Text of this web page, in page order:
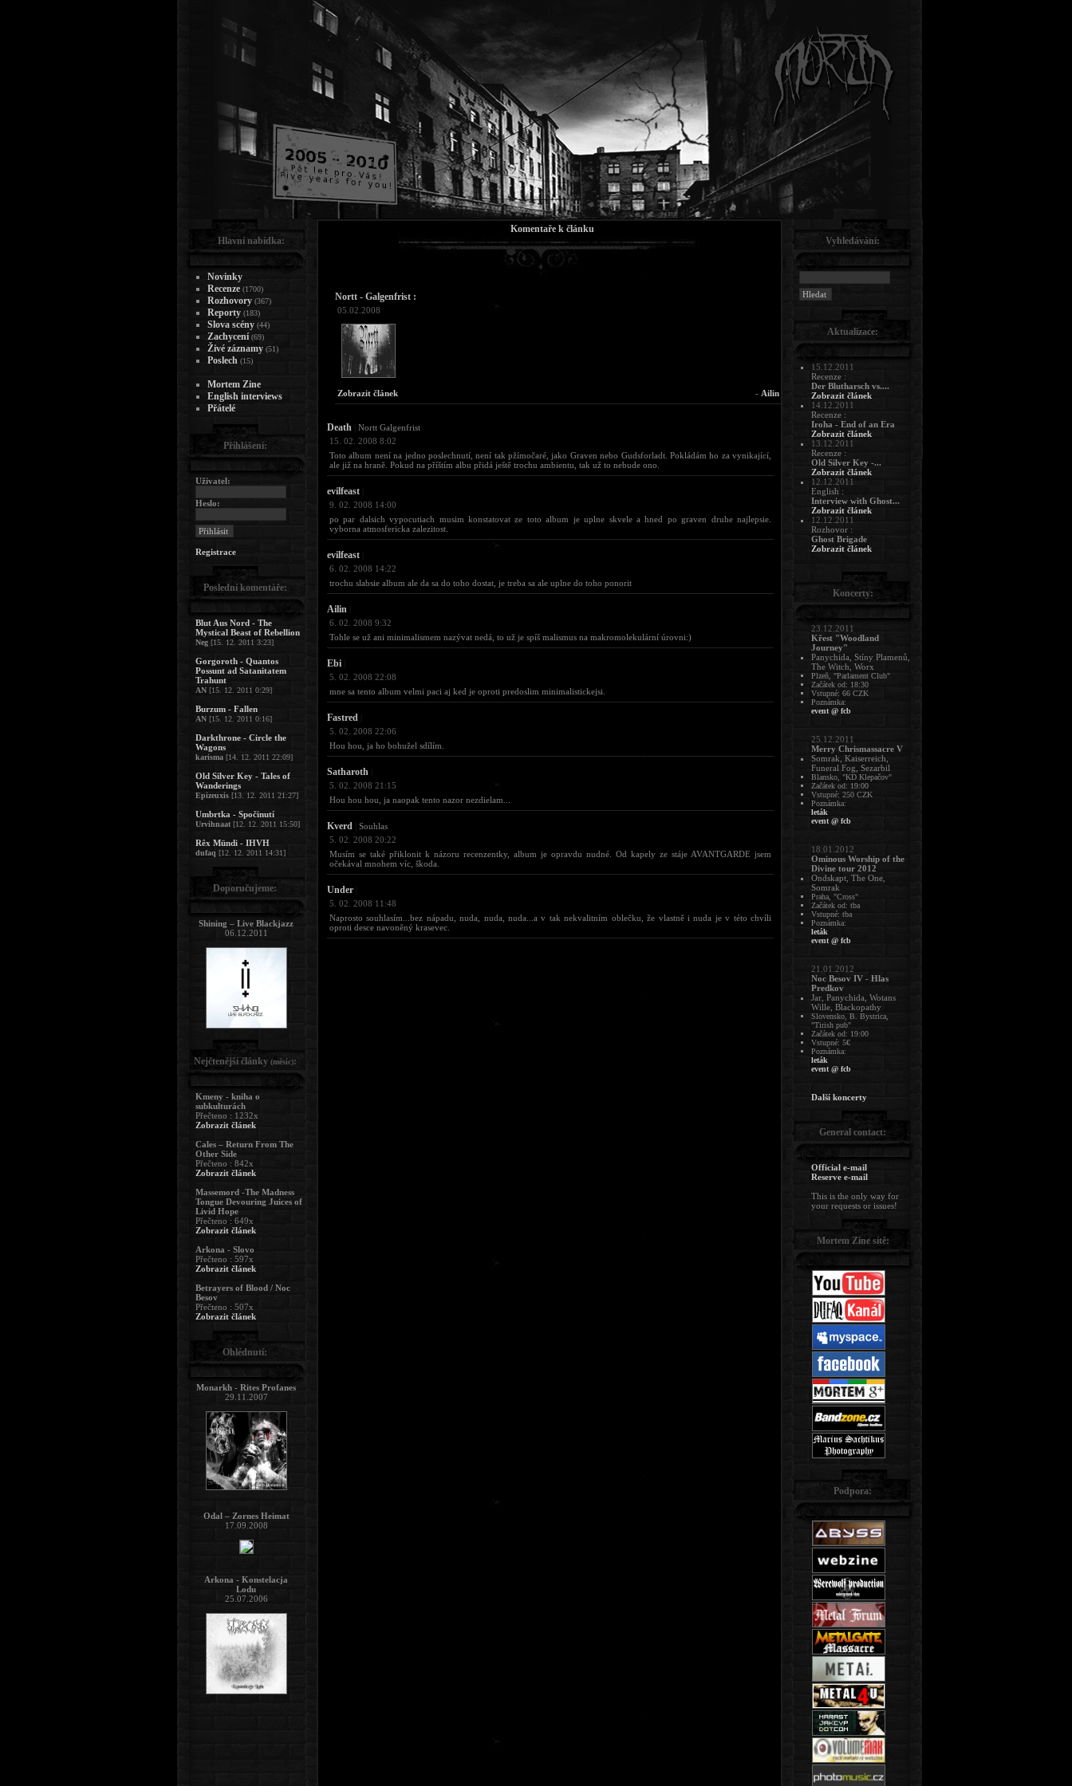
Komentaře k článku
Nortt - Galgenfrist :
05.02.2008
Zobrazit článek - Ailin
Death
Nortt Galgenfrist
15. 02. 2008 8:02
Toto album není na jedno poslechnutí, není tak pžímočaré, jako Graven nebo Gudsforladt. Pokládám ho za vynikající,
ale již na hraně. Pokud na příštím albu přidá ještě trochu ambientu, tak už to nebude ono.
evilfeast
9. 02. 2008 14:00
po par dalsich vypocutiach musim konstatovat ze toto album je uplne skvele a hned po graven druhe najlepsie.
vyborna atmosfericka zalezitost.
evilfeast
6. 02. 2008 14:22
trochu slabsie album ale da sa do toho dostat, je treba sa ale uplne do toho ponorit
Ailin
6. 02. 2008 9:32
Tohle se už ani minimalismem nazývat nedá, to už je spíš malismus na makromolekulární úrovni:)
Ebi
5. 02. 2008 22:08
mne sa tento album velmi paci aj ked je oproti predoslim minimalistickejsi.
Fastred
5. 02. 2008 22:06
Hou hou, ja ho bohužel sdílím.
Satharoth
5. 02. 2008 21:15
Hou hou hou, ja naopak tento nazor nezdielam...
Kverd
Souhlas
5. 02. 2008 20:22
Musím se také přiklonit k názoru recenzentky, album je opravdu nudné. Od kapely ze stáje AVANTGARDE jsem
očekával mnohem víc, škoda.
Under
5. 02. 2008 11:48
Naprosto souhlasím...bez nápadu, nuda, nuda, nuda...a v tak nekvalitním oblečku, že vlastně i nuda je v této chvíli
oproti desce navoněný krasevec.
Hlavní nabídka:
Novinky
Recenze (1700)
Rozhovory (367)
Reporty (183)
Slova scény (44)
Zachycení (69)
Živé záznamy (51)
Poslech (15)
Mortem Zine
English interviews
Přátelé
Přihlášení:
Uživatel:
Heslo:
Registrace
Poslední komentáře:
Blut Aus Nord - The
Mystical Beast of Rebellion
Neg [15. 12. 2011 3:23]
Gorgoroth - Quantos
Possunt ad Satanitatem
Trahunt
AN [15. 12. 2011 0:29]
Burzum - Fallen
AN [15. 12. 2011 0:16]
Darkthrone - Circle the
Wagons
karisma [14. 12. 2011 22:09]
Old Silver Key - Tales of
Wanderings
Epizeuxis [13. 12. 2011 21:27]
Umbrtka - Spočinutí
Urvihnaat [12. 12. 2011 15:50]
Rêx Mündi - IHVH
dufaq [12. 12. 2011 14:31]
Doporučujeme:
Shining – Live Blackjazz
06.12.2011
Nejčtenější články (měsíc):
Kmeny - kniha o
subkulturách
Přečteno : 1232x
Zobrazit článek
Cales – Return From The
Other Side
Přečteno : 842x
Zobrazit článek
Massemord -The Madness
Tongue Devouring Juices of
Livid Hope
Přečteno : 649x
Zobrazit článek
Arkona - Slovo
Přečteno : 597x
Zobrazit článek
Betrayers of Blood / Noc
Besov
Přečteno : 507x
Zobrazit článek
Ohlédnutí:
Monarkh - Rites Profanes
29.11.2007
Odal – Zornes Heimat
17.09.2008
Arkona - Konstelacja
Lodu
25.07.2006
Vyhledávání:
Aktualizace:
15.12.2011
Recenze :
Der Blutharsch vs....
Zobrazit článek
14.12.2011
Recenze :
Iroha - End of an Era
Zobrazit článek
13.12.2011
Recenze :
Old Silver Key -...
Zobrazit článek
12.12.2011
English :
Interview with Ghost...
Zobrazit článek
12.12.2011
Rozhovor :
Ghost Brigade
Zobrazit článek
Koncerty:
23.12.2011
Křest "Woodland
Journey"
Panychida, Stíny Plamenů,
The Witch, Worx
Plzeň, "Parlament Club"
Začátek od: 18:30
Vstupné: 66 CZK
Poznámka:
event @ fcb
25.12.2011
Merry Chrismassacre V
Somrak, Kaiserreich,
Funeral Fog, Sezarbil
Blansko, "KD Klepačov"
Začátek od: 19:00
Vstupné: 250 CZK
Poznámka:
leták
event @ fcb
18.01.2012
Ominous Worship of the
Divine tour 2012
Ondskapt, The One,
Somrak
Praha, "Cross"
Začátek od: tba
Vstupné: tba
Poznámka:
leták
event @ fcb
21.01.2012
Noc Besov IV - Hlas
Predkov
Jar, Panychida, Wotans
Wille, Blackopathy
Slovensko, B. Bystrica,
"Tirish pub"
Začátek od: 19:00
Vstupné: 5€
Poznámka:
leták
event @ fcb
Další koncerty
General contact:
Official e-mail
Reserve e-mail
This is the only way for
your requests or issues!
Mortem Zine sítě:
Podpora: